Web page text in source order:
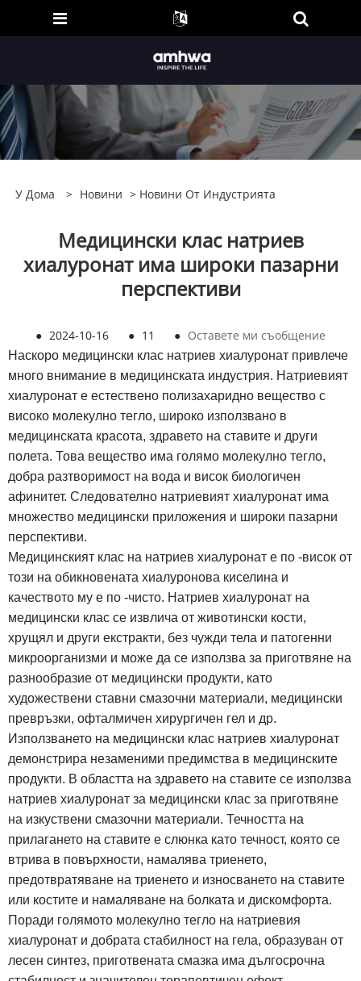
У Дома > Новини > Новини От Индустрията
Медицински клас натриев
хиалуронат има широки пазарни
перспективи
● 2024-10-16 ● 11 ● Оставете ми съобщение
Наскоро медицински клас натриев хиалуронат привлече
много внимание в медицинската индустрия. Натриевият
хиалуронат е естествено полизахаридно вещество с
високо молекулно тегло, широко използвано в
медицинската красота, здравето на ставите и други
полета. Това вещество има голямо молекулно тегло,
добра разтворимост на вода и висок биологичен
афинитет. Следователно натриевият хиалуронат има
множество медицински приложения и широки пазарни
перспективи.
Медицинският клас на натриев хиалуронат е по -висок от
този на обикновената хиалуронова киселина и
качеството му е по -чисто. Натриев хиалуронат на
медицински клас се извлича от животински кости,
хрущял и други екстракти, без чужди тела и патогенни
микроорганизми и може да се използва за приготвяне на
разнообразие от медицински продукти, като
художествени ставни смазочни материали, медицински
превръзки, офталмичен хирургичен гел и др.
Използването на медицински клас натриев хиалуронат
демонстрира незаменими предимства в медицинските
продукти. В областта на здравето на ставите се използва
натриев хиалуронат за медицински клас за приготвяне
на изкуствени смазочни материали. Течността на
прилагането на ставите е слюнка като течност, която се
втрива в повърхности, намалява триенето,
предотвратяване на триенето и износването на ставите
или костите и намаляване на болката и дискомфорта.
Поради голямото молекулно тегло на натриевия
хиалуронат и добрата стабилност на гела, образуван от
лесен синтез, приготвената смазка има дългосрочна